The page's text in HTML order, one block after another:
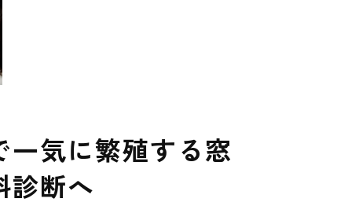
気に繁殖する窓
診断へ